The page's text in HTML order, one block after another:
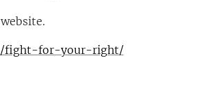
fight-for-your-right/